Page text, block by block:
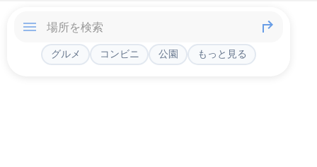
グルメ コンビニ 公園 もっと見る